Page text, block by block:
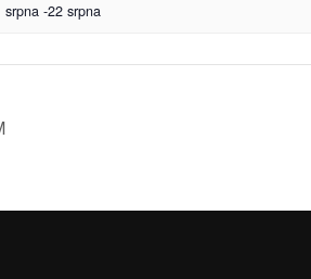
srpna -22 srpna